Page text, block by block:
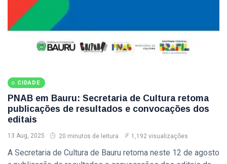
Última
postagem
�
Sedecon e
Instituto
Federal de
Bauru Estão
com
Abertas para
Gratuitos de
06
Aug,
2026
115
visualizações
CIDADE
Palestra de
CIDADE
PNAB em Bauru: Secretaria de Cultura retoma
publicações de resultados e convocações dos
editais
13 Aug, 2025 20 minutos de leitura 1,192 visualizações
A Secretaria de Cultura de Bauru retoma neste 12 de agosto